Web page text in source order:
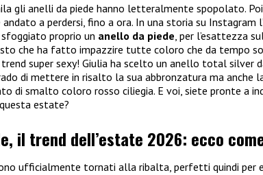
gli anelli da piede hanno letteralmente spopolato.
a perdersi, fino a ora. In una storia su Instagram
proprio un anello da piede , per l’esattezza
che ha fatto impazzire tutte coloro che da tempo
super sexy! Giulia ha scelto un anello total silver
di mettere in risalto la sua abbronzatura ma anche
di smalto coloro rosso ciliegia. E voi, siete pronte a
estate?
il trend dell’estate 2026: ecco
ufficialmente tornati alla ribalta, perfetti quindi per